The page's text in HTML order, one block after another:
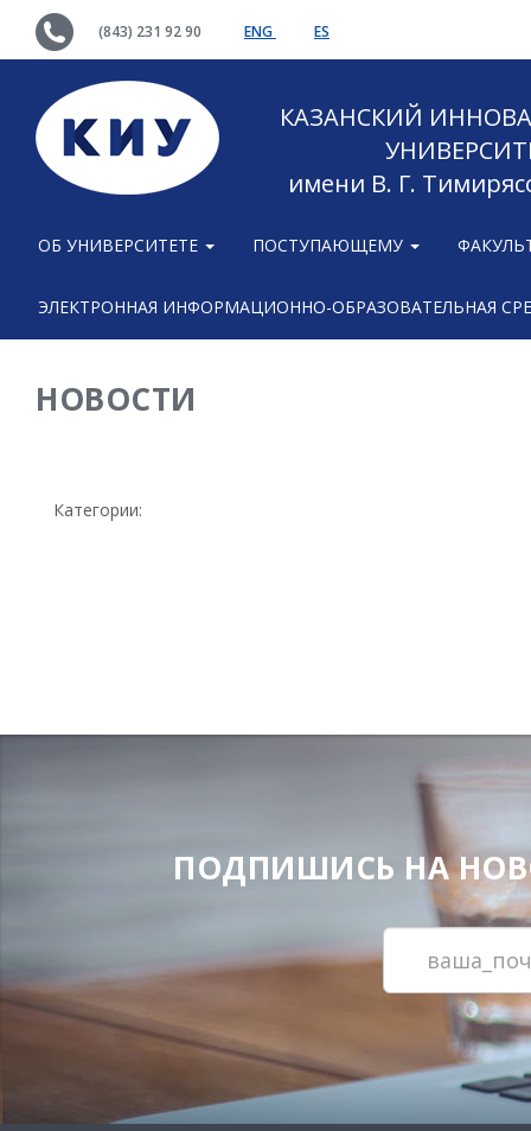
(843) 231 92 90 ENG ES
КАЗАНСКИЙ
имени В. Г.
ОБ УНИВЕРСИТЕТЕ ПОСТУПАЮЩЕМУ
ЭЛЕКТРОННАЯ ИНФОРМАЦИОННО-ОБРАЗОВАТЕЛЬНАЯ
НОВОСТИ
Категории:
ПОДПИШИСЬ НА